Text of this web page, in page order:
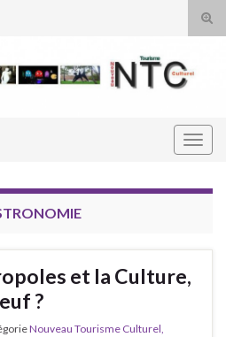
et la Culture,
?
Nouveau Tourisme Culturel,